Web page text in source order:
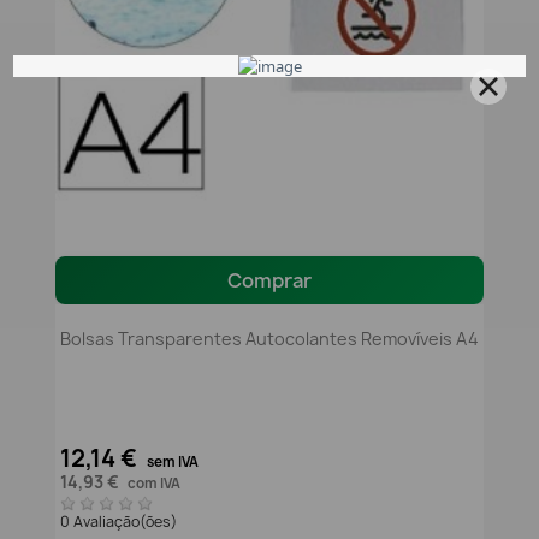
Comprar
Bolsas Transparentes Autocolantes Removíveis A4
12,14 € sem IVA
14,93 € com IVA
0 Avaliação(ões)